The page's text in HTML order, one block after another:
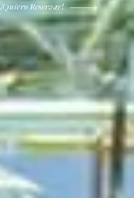
¡Quiero Reservar!